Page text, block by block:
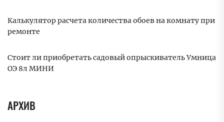
Калькулятор расчета количества обоев на комнату при
ремонте
Стоит ли приобретать садовый опрыскиватель Умница
ОЭ 8л МИНИ
АРХИВ